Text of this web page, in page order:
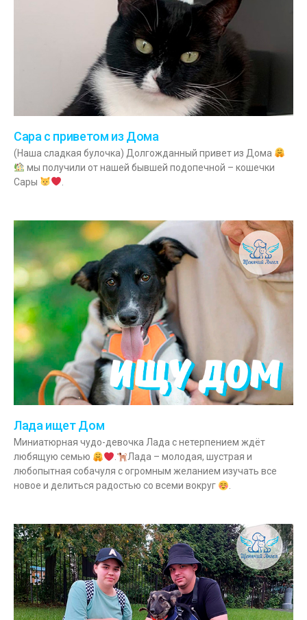
Сара с приветом из Дома
(Наша сладкая булочка) Долгожданный привет из Дома
мы получили от нашей бывшей подопечной – кошечки
Сары
Лада ищет Дом
Миниатюрная чудо-девочка Лада с нетерпением ждёт
любящую семью
.
Лада – молодая, шустрая и
любопытная собачуля с огромным желанием изучать все
новое и делиться радостью со всеми вокруг
.